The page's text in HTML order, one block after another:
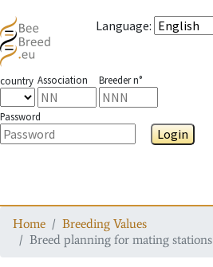
Language:
country Association Breeder n°
Password
Login
Home
Breeding Values
Breed planning for mating stations